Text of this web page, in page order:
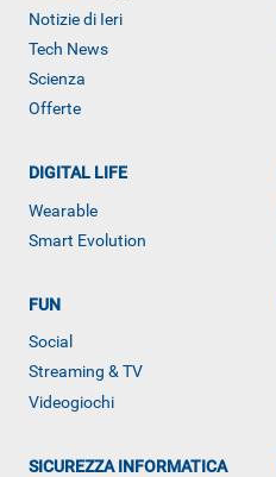
ALTRO
Notizie di Ieri
Tech News
Scienza
Offerte
DIGITAL LIFE
Wearable
Smart Evolution
FUN
Social
Streaming & TV
Videogiochi
SICUREZZA INFORMATICA